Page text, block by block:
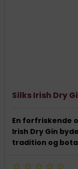
Silks Irish Dry
En forfriskende
Irish Dry Gin
tradition og